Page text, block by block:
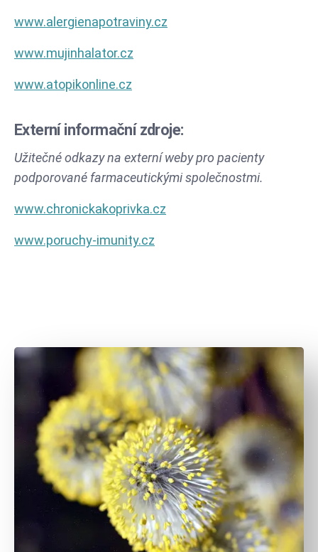
www.alergienapotraviny.cz
www.mujinhalator.cz
www.atopikonline.cz
Externí informační zdroje:
Užitečné odkazy na externí weby pro pacienty
podporované farmaceutickými společnostmi.
www.chronickakoprivka.cz
www.poruchy-imunity.cz